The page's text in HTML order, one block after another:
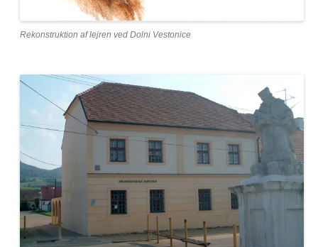
Rekonstruktion af lejren ved Dolni Vestonice